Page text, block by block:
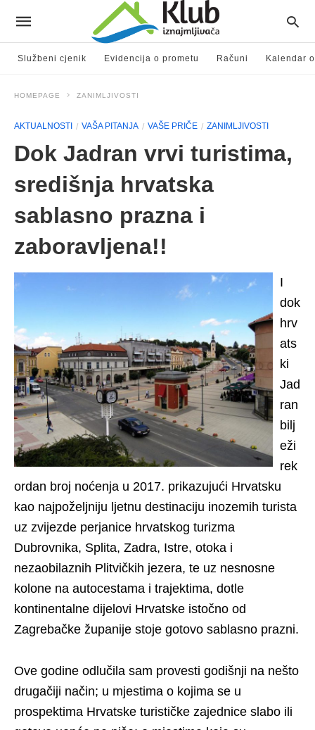
Službeni cjenik Evidencija o prometu Računi Kalendar
HOMEPAGE ZANIMLJIVOSTI
AKTUALNOSTI VAŠA PITANJA VAŠE PRIČE ZANIMLJIVOSTI
Dok Jadran vrvi turistima,
središnja hrvatska
sablasno prazna i
zaboravljena!!
I
dok
hrv
ats
ki
Jad
ran
bilj
eži
rek
ordan broj noćenja u 2017. prikazujući Hrvatsku
kao najpoželjniju ljetnu destinaciju inozemih turista
uz zvijezde perjanice hrvatskog turizma
Dubrovnika, Splita, Zadra, Istre, otoka i
nezaobilaznih Plitvičkih jezera, te uz nesnosne
kolone na autocestama i trajektima, dotle
kontinentalne dijelovi Hrvatske istočno od
Zagrebačke županije stoje gotovo sablasno prazni.
Ove godine odlučila sam provesti godišnji na nešto
drugačiji način; u mjestima o kojima se u
prospektima Hrvatske turističke zajednice slabo ili